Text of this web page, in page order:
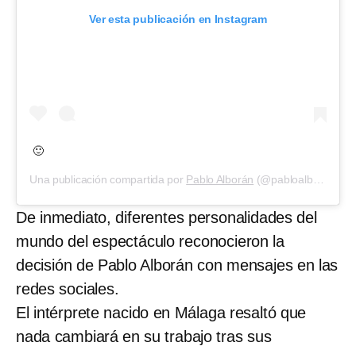
Ver esta publicación en Instagram
🙂
Una publicación compartida por Pablo Alborán (@pabloalboran) el
De inmediato, diferentes personalidades del
mundo del espectáculo reconocieron la
decisión de Pablo Alborán con mensajes en las
redes sociales.
El intérprete nacido en Málaga resaltó que
nada cambiará en su trabajo tras sus